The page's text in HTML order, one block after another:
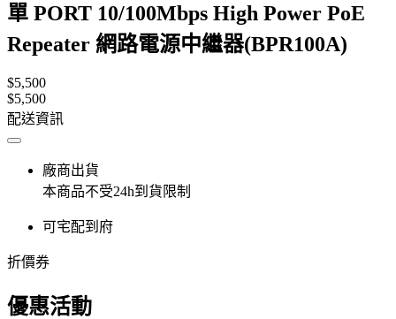
單 PORT 10/100Mbps High Power PoE
Repeater 網路電源中繼器(BPR100A)
$5,500
$5,500
配送資訊
廠商出貨
本商品不受24h到貨限制
可宅配到府
折價券
優惠活動